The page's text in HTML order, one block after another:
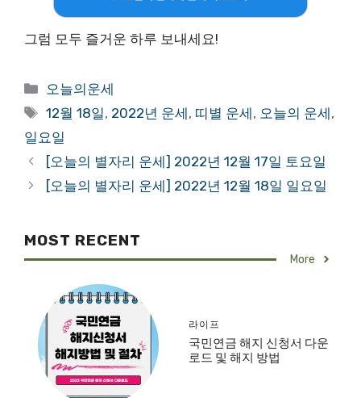
그럼 모두 즐거운 하루 보내세요!
Categories
오늘의운세
Tags
12월 18일, 2022년 운세, 띠별 운세, 오늘의 운세,
일요일
[오늘의 별자리 운세] 2022년 12월 17일 토요일
[오늘의 별자리 운세] 2022년 12월 18일 일요일
MOST RECENT
More
라이프
국민연금 해지 신청서 다운
로드 및 해지 방법